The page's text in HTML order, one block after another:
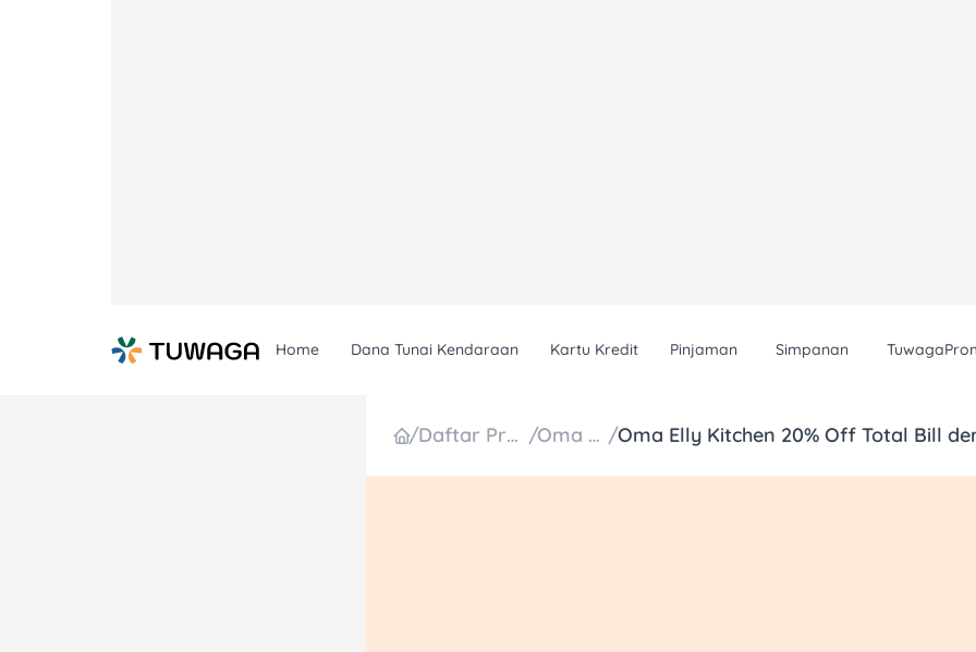
Home Dana Tunai Kendaraan Kartu Kredit Pinjaman Simpanan
/ Daftar Promo / Oma Elly /